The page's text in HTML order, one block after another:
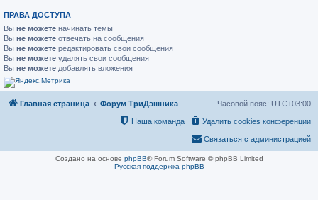
ПРАВА ДОСТУПА
Вы не можете начинать темы
Вы не можете отвечать на сообщения
Вы не можете редактировать свои сообщения
Вы не можете удалять свои сообщения
Вы не можете добавлять вложения
Главная страница Форум ТриДэшника Часовой пояс: UTC+03:00
Удалить cookies конференции
Наша команда
Связаться с администрацией
Создано на основе phpBB® Forum Software © phpBB Limited
Русская поддержка phpBB